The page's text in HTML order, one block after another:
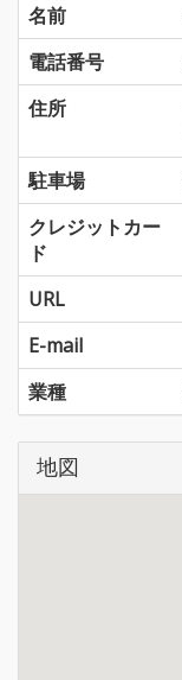
名前
電話番号
住所
駐車場
クレジットカー
ド
URL
E-mail
業種
地図